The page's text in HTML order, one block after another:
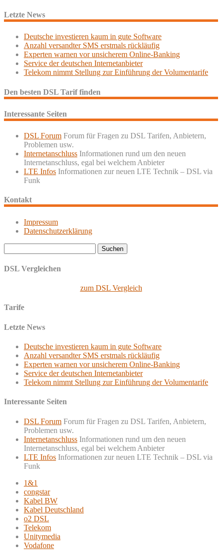
Letzte News
Deutsche investieren kaum in gute Software
Anzahl versandter SMS erstmals rückläufig
Experten warnen vor unsicherem Online-Banking
Service der deutschen Internetanbieter
Telekom nimmt Stellung zur Einführung der Volumentarife
Den besten DSL Tarif finden
Interessante Seiten
DSL Forum Forum für Fragen zu DSL Tarifen, Anbietern,
Problemen usw.
Internetanschluss Informationen rund um den neuen
Internetanschluss, egal bei welchem Anbieter
LTE Infos Informationen zur neuen LTE Technik – DSL via
Funk
Kontakt
Impressum
Datenschutzerklärung
nach:
DSL Vergleichen
zum DSL Vergleich
Tarife
Letzte News
Deutsche investieren kaum in gute Software
Anzahl versandter SMS erstmals rückläufig
Experten warnen vor unsicherem Online-Banking
Service der deutschen Internetanbieter
Telekom nimmt Stellung zur Einführung der Volumentarife
Interessante Seiten
DSL Forum Forum für Fragen zu DSL Tarifen, Anbietern,
Problemen usw.
Internetanschluss Informationen rund um den neuen
Internetanschluss, egal bei welchem Anbieter
LTE Infos Informationen zur neuen LTE Technik – DSL via
Funk
1&1
congstar
Kabel BW
Kabel Deutschland
o2 DSL
Telekom
Unitymedia
Vodafone